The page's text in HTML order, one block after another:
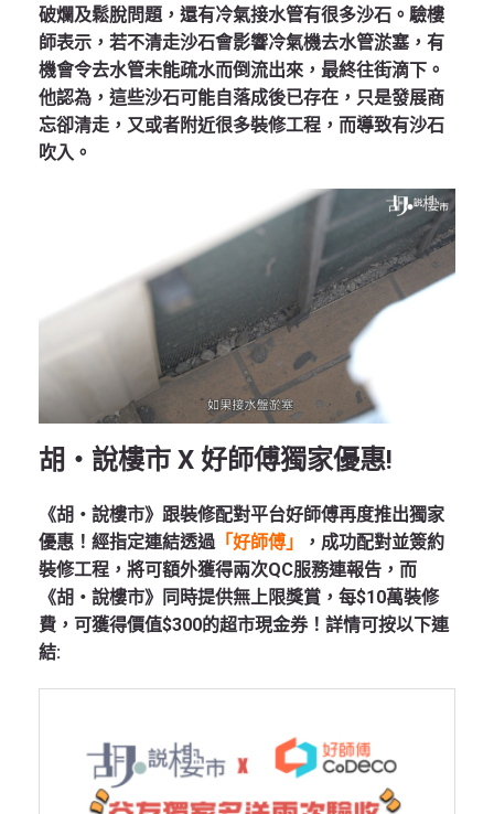
破爛及鬆脫問題，還有冷氣接水管有很多沙石。驗樓
師表示，若不清走沙石會影響冷氣機去水管淤塞，有
機會令去水管未能疏水而倒流出來，最終往街滴下。
他認為，這些沙石可能自落成後已存在，只是發展商
忘卻清走，又或者附近很多裝修工程，而導致有沙石
吹入。
胡‧說樓市 X 好師傅獨家優惠!
《胡‧說樓市》跟裝修配對平台好師傅再度推出獨家
優惠！經指定連結透過 「好師傅」
，成功配對並簽約
裝修工程，將可額外獲得兩次QC服務連報告，而
《胡‧說樓市》同時提供無上限獎賞，每$10萬裝修
費，可獲得價值$300的超市現金券！詳情可按以下連
結: